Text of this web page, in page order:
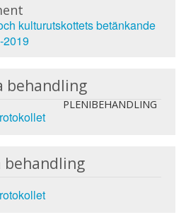
kulturutskottets betänkande
2019
behandling
PLENIBEHANDLING
behandling